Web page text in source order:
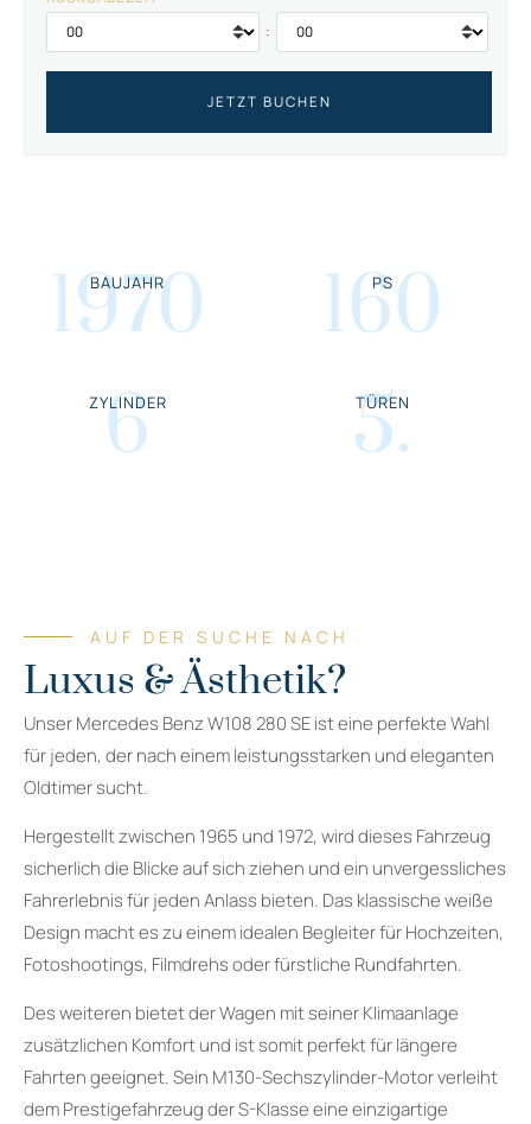
:
1970
BAUJAHR 160
PS
6
ZYLINDER 5.
TÜREN
AUF DER SUCHE NACH
Luxus & Ästhetik?
Unser Mercedes Benz W108 280 SE ist eine perfekte Wahl
für jeden, der nach einem leistungsstarken und eleganten
Oldtimer sucht.
Hergestellt zwischen 1965 und 1972, wird dieses Fahrzeug
sicherlich die Blicke auf sich ziehen und ein unvergessliches
Fahrerlebnis für jeden Anlass bieten. Das klassische weiße
Design macht es zu einem idealen Begleiter für Hochzeiten,
Fotoshootings, Filmdrehs oder fürstliche Rundfahrten.
Des weiteren bietet der Wagen mit seiner Klimaanlage
zusätzlichen Komfort und ist somit perfekt für längere
Fahrten geeignet. Sein M130-Sechszylinder-Motor verleiht
dem Prestigefahrzeug der S-Klasse eine einzigartige